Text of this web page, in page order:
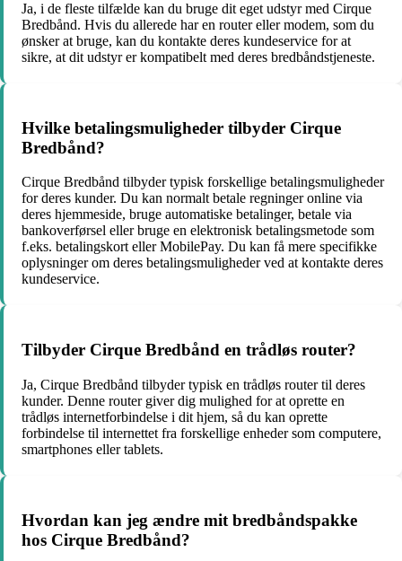
Ja, i de fleste tilfælde kan du bruge dit eget udstyr med Cirque
Bredbånd. Hvis du allerede har en router eller modem, som du
ønsker at bruge, kan du kontakte deres kundeservice for at
sikre, at dit udstyr er kompatibelt med deres bredbåndstjeneste.
Hvilke betalingsmuligheder tilbyder Cirque
Bredbånd?
Cirque Bredbånd tilbyder typisk forskellige betalingsmuligheder
for deres kunder. Du kan normalt betale regninger online via
deres hjemmeside, bruge automatiske betalinger, betale via
bankoverførsel eller bruge en elektronisk betalingsmetode som
f.eks. betalingskort eller MobilePay. Du kan få mere specifikke
oplysninger om deres betalingsmuligheder ved at kontakte deres
kundeservice.
Tilbyder Cirque Bredbånd en trådløs router?
Ja, Cirque Bredbånd tilbyder typisk en trådløs router til deres
kunder. Denne router giver dig mulighed for at oprette en
trådløs internetforbindelse i dit hjem, så du kan oprette
forbindelse til internettet fra forskellige enheder som computere,
smartphones eller tablets.
Hvordan kan jeg ændre mit bredbåndspakke
hos Cirque Bredbånd?